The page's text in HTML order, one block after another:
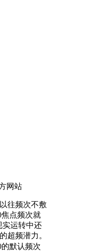
网站
往频次不敷
点频次就
实运转中还
超频潜力。
默认频次